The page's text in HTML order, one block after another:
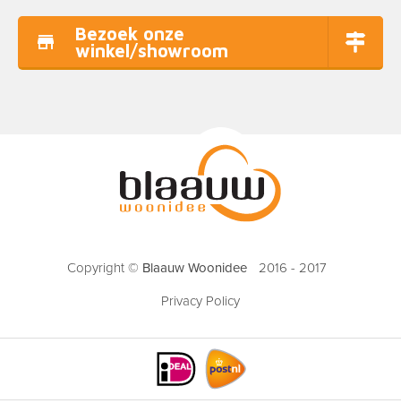
Bezoek onze
winkel/showroom
Copyright © Blaauw Woonidee 2016 - 2017
Privacy Policy